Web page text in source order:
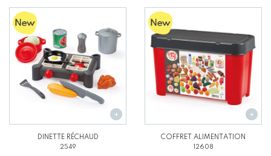
DINETTE RÉCHAUD
2549
COFFRET ALIMENTATION
12608